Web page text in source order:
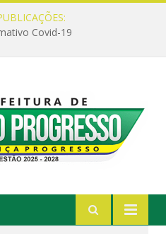
Covid-19